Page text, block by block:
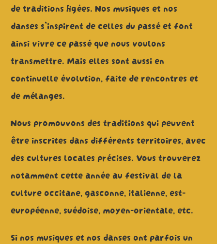
de traditions figées. Nos musiques et nos
danses s’inspirent de celles du passé et font
ainsi vivre ce passé que nous voulons
transmettre. Mais elles sont aussi en
continuelle évolution, faite de rencontres et
de mélanges.
Nous promouvons des traditions qui peuvent
être inscrites dans différents territoires, avec
des cultures locales précises. Vous trouverez
notamment cette année au festival de la
culture occitane, gasconne, italienne, est-
européenne, suédoise, moyen-orientale, etc.
Si nos musiques et nos danses ont parfois un